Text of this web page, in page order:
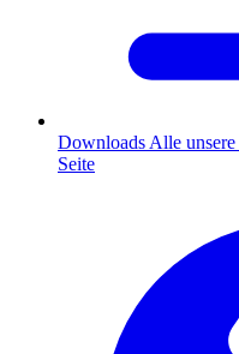
Downloads Alle
Seite